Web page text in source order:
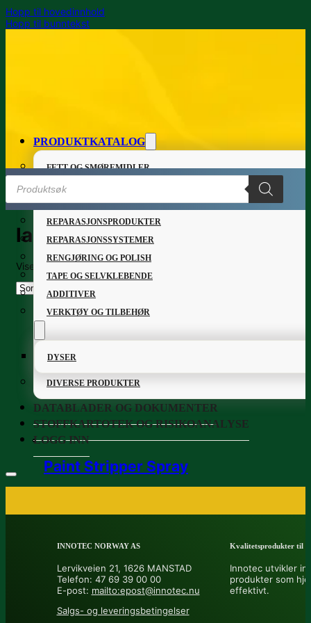
Hopp til hovedinnhold
Hopp til bunntekst
PRODUKTKATALOG
FETT OG SMØREMIDLER
GRUNNING OG LAKK
LIM OG TETTEMASSER
REPARASJONSPRODUKTER
REPARASJONSSYSTEMER
RENGJØRING OG POLISH
TAPE OG SELVKLEBENDE
ADDITIVER
VERKTØY OG TILBEHØR
DYSER
DIVERSE PRODUKTER
DATABLADER OG DOKUMENTER
STOFFKARTOTEK OG RISIKOANALYSE
LOGG INN
PRODUKTKATALOG
GRUNNING OG LAKK
LIM OG TETTEMASSER
Products
search
lakkfjerning
Viser det ene resultatet
Paint Stripper Spray
INNOTEC NORWAY AS
Lervikveien 21, 1626 MANSTAD
Telefon: 47 69 39 00 00
E-post: mailto:epost@innotec.nu
Salgs- og leveringsbetingelser
Kvalitetsprodukter til å
Innotec utvikler
produkter som
effektivt.